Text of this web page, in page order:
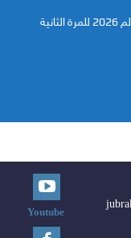
إسبانيا تتوج بطلة لكأس العالم 2026 للمرة الثانية
Youtube